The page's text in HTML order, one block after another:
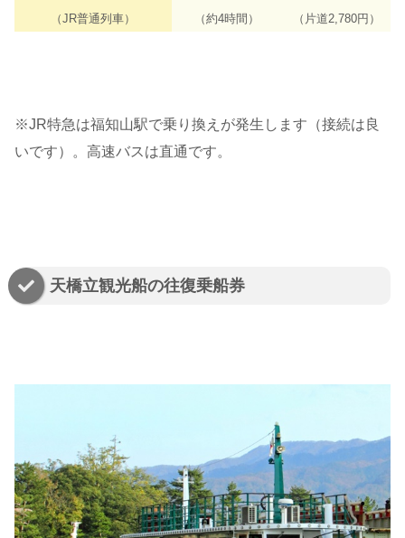
（JR普通列車）
（約4時間） （片道2,780円）
※JR特急は福知山駅で乗り換えが発生します（接続は良
いです）。高速バスは直通です。
天橋立観光船の往復乗船券